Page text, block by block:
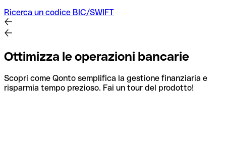
Ricerca un codice BIC/SWIFT
Ottimizza le operazioni bancarie
Scopri come Qonto semplifica la gestione finanziaria e
risparmia tempo prezioso. Fai un tour del prodotto!